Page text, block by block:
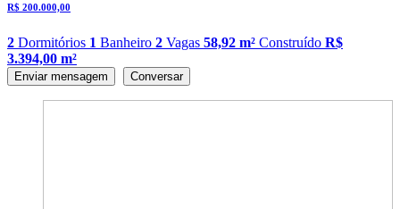
R$ 200.000,00
2 Dormitórios 1 Banheiro 2 Vagas 58,92 m² Construído R$
3.394,00 m²
Enviar mensagem Conversar